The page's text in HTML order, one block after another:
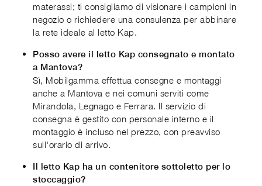
materassi; ti consigliamo di visionare i campioni in
negozio o richiedere una consulenza per abbinare
la rete ideale al letto Kap.
Posso avere il letto Kap consegnato e montato
a Mantova?
Sì, Mobilgamma effettua consegne e montaggi
anche a Mantova e nei comuni serviti come
Mirandola, Legnago e Ferrara. Il servizio di
consegna è gestito con personale interno e il
montaggio è incluso nel prezzo, con preavviso
sull'orario di arrivo.
Il letto Kap ha un contenitore sottoletto per lo
stoccaggio?